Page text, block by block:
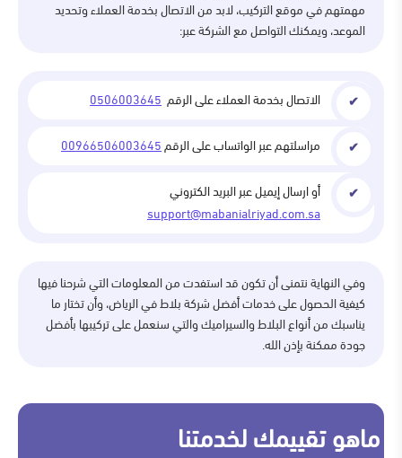
مهمتهم في موقع التركيب، لابد من الاتصال بخدمة العملاء وتحديد
الموعد، ويمكنك التواصل مع الشركة عبر:
الاتصال بخدمة العملاء على الرقم 0506003645
مراسلتهم عبر الواتساب على الرقم00966506003645
أو ارسال إيميل عبر البريد الكتروني
support@mabanialriyad.com.sa
وفي النهاية نتمنى أن تكون قد استفدت من المعلومات التي شرحنا فيها
كيفية الحصول على خدمات أفضل شركة بلاط في الرياض، وأن تختار ما
يناسبك من أنواع البلاط والسيراميك والتي سنعمل على تركيبها بأفضل
جودة ممكنة بإذن الله.
ماهو تقييمك لخدمتنا